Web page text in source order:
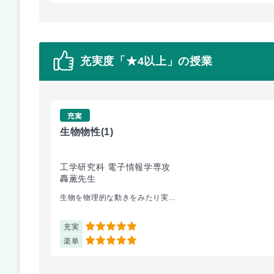
充実度「★4以上」の授業
充実
生物物性(1)
工学研究科 電子情報学専攻
轟薫先生
生物を物理的な動きをみたり実...
充実 5
楽単 5